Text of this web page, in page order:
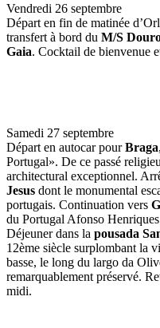
Vendredi 26
Départ en fin de matinée
transfert à bord du M/S
Gaia. Cocktail de bienvenue
Samedi 27
Départ en autocar pourBraga
Portugal». De ce passé
architectural exceptionnel.
Jesus dont le monumental
portugais. Continuation vers
du Portugal Afonso
Déjeuner dans la pousada
12ème siècle surplombant la
basse, le long du largo da
remarquablement préservé.
midi.